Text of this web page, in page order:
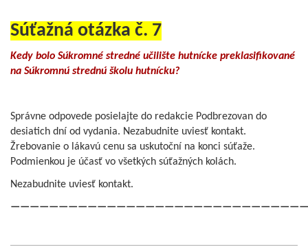
Súťažná otázka č. 7
Kedy bolo Súkromné stredné učilište hutnícke preklasifikované
na Súkromnú strednú školu hutnícku?
Správne odpovede posielajte do redakcie Podbrezovan do
desiatich dní od vydania. Nezabudnite uviesť kontakt.
Žrebovanie o lákavú cenu sa uskutoční na konci súťaže.
Podmienkou je účasť vo všetkých súťažných kolách.
Nezabudnite uviesť kontakt.